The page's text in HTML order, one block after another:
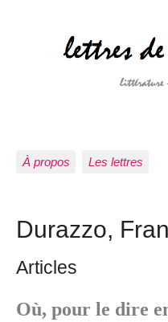
À propos Les lettres
Durazzo,
Articles
Où, pour le dire